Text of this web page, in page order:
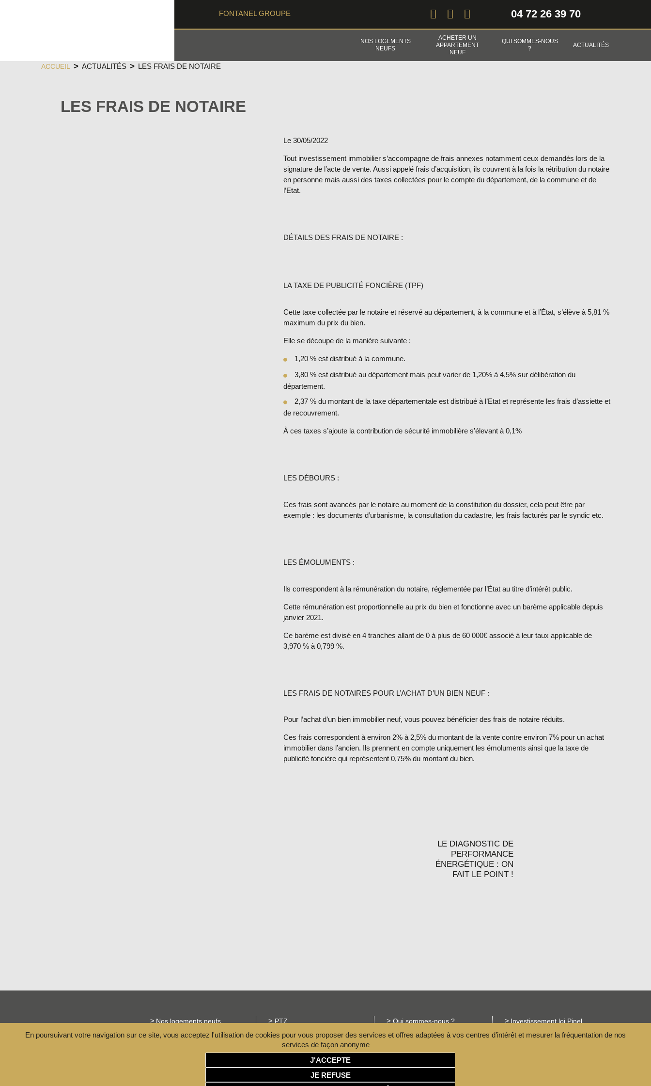
FONTANEL GROUPE 04 72 26 39 70
NOS LOGEMENTS
NEUFS
ACHETER UN
APPARTEMENT
NEUF
QUI SOMMES-NOUS
?
ACTUALITÉS
ACCUEIL ACTUALITÉS LES FRAIS DE NOTAIRE
LES FRAIS DE NOTAIRE
Le 30/05/2022
Tout investissement immobilier s’accompagne de frais annexes notamment ceux demandés lors de la
signature de l’acte de vente. Aussi appelé frais d’acquisition, ils couvrent à la fois la rétribution du notaire
en personne mais aussi des taxes collectées pour le compte du département, de la commune et de
l’Etat.
DÉTAILS DES FRAIS DE NOTAIRE :
LA TAXE DE PUBLICITÉ FONCIÈRE (TPF)
Cette taxe collectée par le notaire et réservé au département, à la commune et à l’État, s’élève à 5,81 %
maximum du prix du bien.
Elle se découpe de la manière suivante :
1,20 % est distribué à la commune.
3,80 % est distribué au département mais peut varier de 1,20% à 4,5% sur délibération du
département.
2,37 % du montant de la taxe départementale est distribué à l’Etat et représente les frais d’assiette et
de recouvrement.
À ces taxes s’ajoute la contribution de sécurité immobilière s’élevant à 0,1%
LES DÉBOURS :
Ces frais sont avancés par le notaire au moment de la constitution du dossier, cela peut être par
exemple : les documents d’urbanisme, la consultation du cadastre, les frais facturés par le syndic etc.
LES ÉMOLUMENTS :
Ils correspondent à la rémunération du notaire, réglementée par l’État au titre d’intérêt public.
Cette rémunération est proportionnelle au prix du bien et fonctionne avec un barème applicable depuis
janvier 2021.
Ce barème est divisé en 4 tranches allant de 0 à plus de 60 000€ associé à leur taux applicable de
3,970 % à 0,799 %.
LES FRAIS DE NOTAIRES POUR L’ACHAT D’UN BIEN NEUF :
Pour l’achat d’un bien immobilier neuf, vous pouvez bénéficier des frais de notaire réduits.
Ces frais correspondent à environ 2% à 2,5% du montant de la vente contre environ 7% pour un achat
immobilier dans l’ancien. Ils prennent en compte uniquement les émoluments ainsi que la taxe de
publicité foncière qui représentent 0,75% du montant du bien.
LE DIAGNOSTIC DE
PERFORMANCE
ÉNERGÉTIQUE : ON
FAIT LE POINT !
Nos logements neufs
Nos références
PTZ
Mentions légales
Espace prescripteurs
Qui sommes-nous ?
Actualités
Investissement loi Pinel
Les avantages du neuf
En poursuivant votre navigation sur ce site, vous acceptez l'utilisation de cookies pour vous proposer des services et offres adaptées à vos centres d’intérêt et mesurer la fréquentation de nos
services de façon anonyme
J'ACCEPTE
JE REFUSE